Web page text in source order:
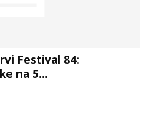
Festival 84:
na 5...